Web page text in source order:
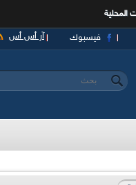
المحلية
آر أس أس فيسبوك
استمارة البحث
‏بحث ‏